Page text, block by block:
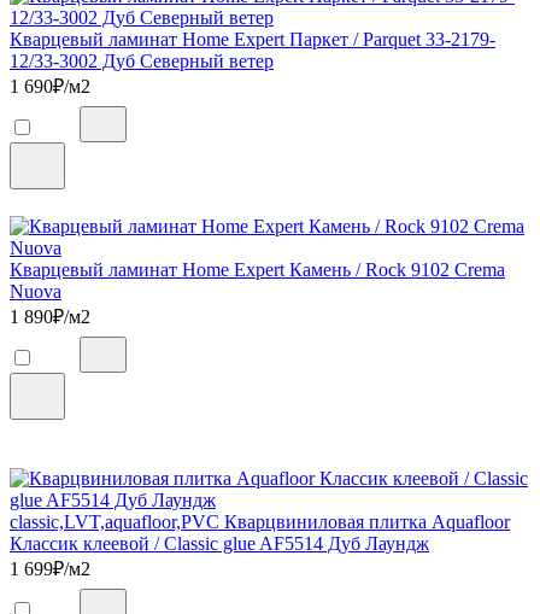
Кварцевый ламинат Home Expert Паркет / Parquet 33-2179-
12/33-3002 Дуб Северный ветер
1 690₽/м2
Кварцевый ламинат Home Expert Камень / Rock 9102 Crema
Nuova
1 890₽/м2
classic,LVT,aquafloor,PVC Кварцвиниловая плитка Aquafloor
Классик клеевой / Classic glue AF5514 Дуб Лаундж
1 699₽/м2